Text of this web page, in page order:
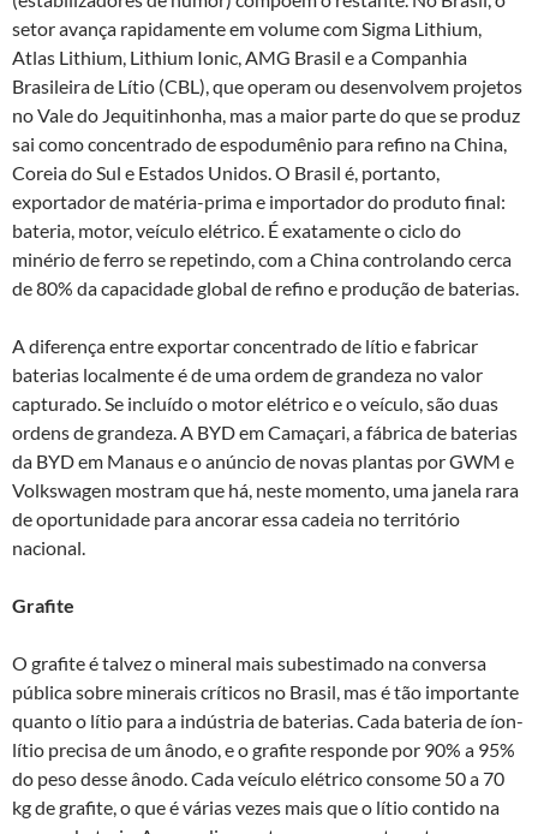
setor avança rapidamente em volume com Sigma Lithium,
Atlas Lithium, Lithium Ionic, AMG Brasil e a Companhia
Brasileira de Lítio (CBL), que operam ou desenvolvem projetos
no Vale do Jequitinhonha, mas a maior parte do que se produz
sai como concentrado de espodumênio para refino na China,
Coreia do Sul e Estados Unidos. O Brasil é, portanto,
exportador de matéria-prima e importador do produto final:
bateria, motor, veículo elétrico. É exatamente o ciclo do
minério de ferro se repetindo, com a China controlando cerca
de 80% da capacidade global de refino e produção de baterias.
A diferença entre exportar concentrado de lítio e fabricar
baterias localmente é de uma ordem de grandeza no valor
capturado. Se incluído o motor elétrico e o veículo, são duas
ordens de grandeza. A BYD em Camaçari, a fábrica de baterias
da BYD em Manaus e o anúncio de novas plantas por GWM e
Volkswagen mostram que há, neste momento, uma janela rara
de oportunidade para ancorar essa cadeia no território
nacional.
Grafite
O grafite é talvez o mineral mais subestimado na conversa
pública sobre minerais críticos no Brasil, mas é tão importante
quanto o lítio para a indústria de baterias. Cada bateria de íon-
lítio precisa de um ânodo, e o grafite responde por 90% a 95%
do peso desse ânodo. Cada veículo elétrico consome 50 a 70
kg de grafite, o que é várias vezes mais que o lítio contido na